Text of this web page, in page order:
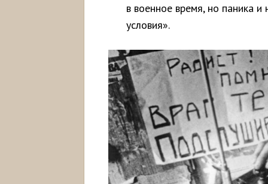
в военное время, но паника и
условия».